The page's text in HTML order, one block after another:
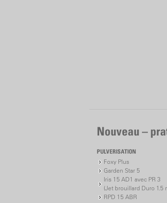
Nouveau –
PULVERISATION
Foxy Plus
Garden Star 5
Iris 15 AD1 avec PR 3
(Jet brouillard Duro 1.5
RPD 15 ABR